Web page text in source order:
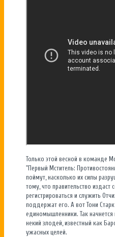
Только этой весной в команде
"Первый Мститель:
поймут, насколько их силы
тому, что правительство
регистрироваться и служить
поддержат его. А вот Тони
единомышленники. Так
некий злодей, известный как
ужасных целей.